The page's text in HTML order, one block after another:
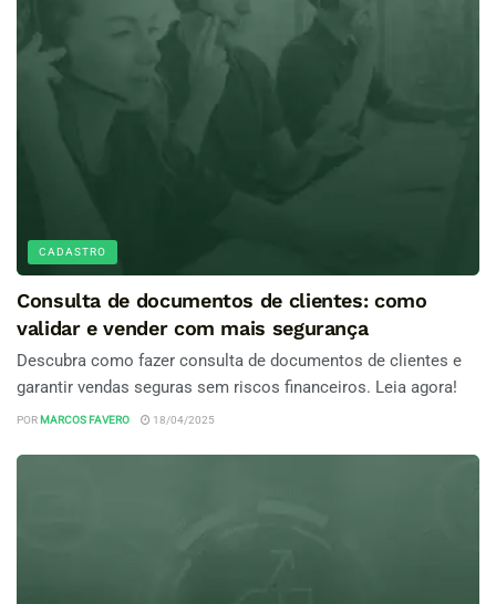
CADASTRO
Consulta de documentos de clientes: como
validar e vender com mais segurança
Descubra como fazer consulta de documentos de clientes e
garantir vendas seguras sem riscos financeiros. Leia agora!
POR MARCOS FAVERO 18/04/2025